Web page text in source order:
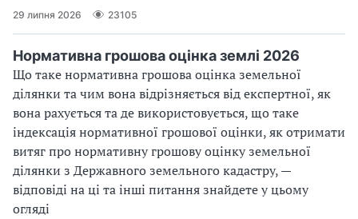
29 липня 2026 23105
Нормативна грошова оцінка землі 2026
Що таке нормативна грошова оцінка земельної
ділянки та чим вона відрізняється від експертної, як
вона рахується та де використовується, що таке
індексація нормативної грошової оцінки, як отримати
витяг про нормативну грошову оцінку земельної
ділянки з Державного земельного кадастру, —
відповіді на ці та інші питання знайдете у цьому
огляді